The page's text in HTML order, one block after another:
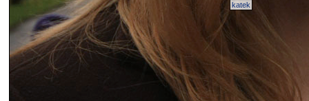
katek